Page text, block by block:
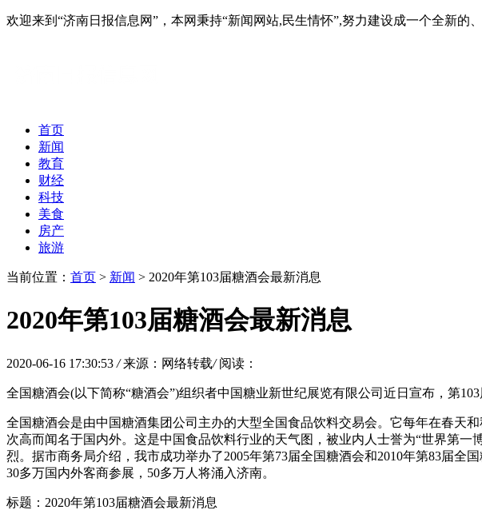
欢迎来到“济南日报信息网”，本网秉持“新闻网站,民生情怀”,努力建设成一个全新
首页
新闻
教育
财经
科技
美食
房产
旅游
当前位置： 首页 > 新闻 > 2020年第103届糖酒会最新消息
2020年第103届糖酒会最新消息
2020-06-16 17:30:53 / 来源：网络转载/ 阅读：
全国糖酒会(以下简称“糖酒会”)组织者中国糖业新世纪展览有限公司近日宣布，第
全国糖酒会是由中国糖酒集团公司主办的大型全国食品饮料交易会。它每年在春天
次高而闻名于国内外。这是中国食品饮料行业的天气图，被业内人士誉为“世界第
烈。据市商务局介绍，我市成功举办了2005年第73届全国糖酒会和2010年第83届
30多万国内外客商参展，50多万人将涌入济南。
标题：2020年第103届糖酒会最新消息